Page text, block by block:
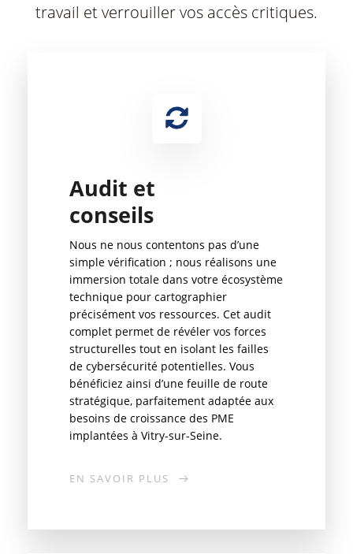
travail et verrouiller vos accès critiques.
Audit et
conseils
Nous ne nous contentons pas d’une
simple vérification ; nous réalisons une
immersion totale dans votre écosystème
technique pour cartographier
précisément vos ressources. Cet audit
complet permet de révéler vos forces
structurelles tout en isolant les failles
de cybersécurité potentielles. Vous
bénéficiez ainsi d’une feuille de route
stratégique, parfaitement adaptée aux
besoins de croissance des PME
implantées à Vitry-sur-Seine.
EN SAVOIR PLUS